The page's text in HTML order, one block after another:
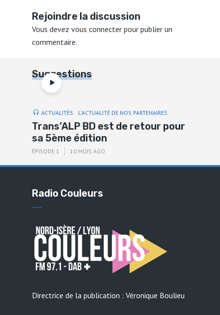
Rejoindre la discussion
Vous devez vous connecterpour publier un
commentaire.
Suggestions
ACTUALITÉS L'ACTUALITÉ DE NOS PARTENAIRES
Trans’ALP BD est de retour pour
sa 5ème édition
ÉPISODE 1 10 MOIS AGO
Radio Couleurs
Directrice de la publication : Véronique Boulieu